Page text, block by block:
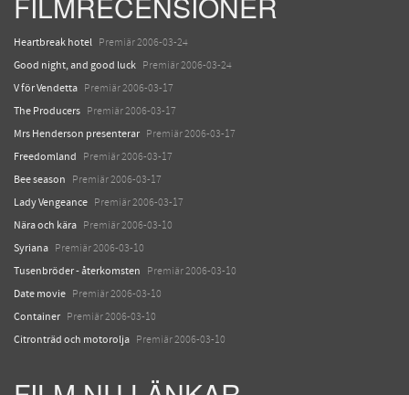
Heartbreak hotel Premiär 2006-03-24
Good night, and good luck Premiär 2006-03-24
V för Vendetta Premiär 2006-03-17
The Producers Premiär 2006-03-17
Mrs Henderson presenterar Premiär 2006-03-17
Freedomland Premiär 2006-03-17
Bee season Premiär 2006-03-17
Lady Vengeance Premiär 2006-03-17
Nära och kära Premiär 2006-03-10
Syriana Premiär 2006-03-10
Tusenbröder - återkomsten Premiär 2006-03-10
Date movie Premiär 2006-03-10
Container Premiär 2006-03-10
Citronträd och motorolja Premiär 2006-03-10